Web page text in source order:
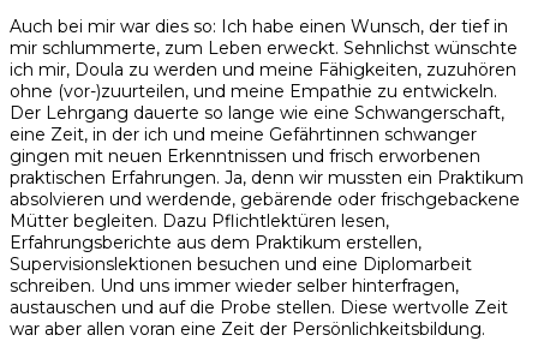
Auch bei mir war dies so: Ich habe einen Wunsch, der tief in
mir schlummerte, zum Leben erweckt. Sehnlichst wünschte
ich mir, Doula zu werden und meine Fähigkeiten, zuzuhören
ohne (vor-)zuurteilen, und meine Empathie zu entwickeln.
Der Lehrgang dauerte so lange wie eine Schwangerschaft,
eine Zeit, in der ich und meine Gefährtinnen schwanger
gingen mit neuen Erkenntnissen und frisch erworbenen
praktischen Erfahrungen. Ja, denn wir mussten ein Praktikum
absolvieren und werdende, gebärende oder frischgebackene
Mütter begleiten. Dazu Pflichtlektüren lesen,
Erfahrungsberichte aus dem Praktikum erstellen,
Supervisionslektionen besuchen und eine Diplomarbeit
schreiben. Und uns immer wieder selber hinterfragen,
austauschen und auf die Probe stellen. Diese wertvolle Zeit
war aber allen voran eine Zeit der Persönlichkeitsbildung.